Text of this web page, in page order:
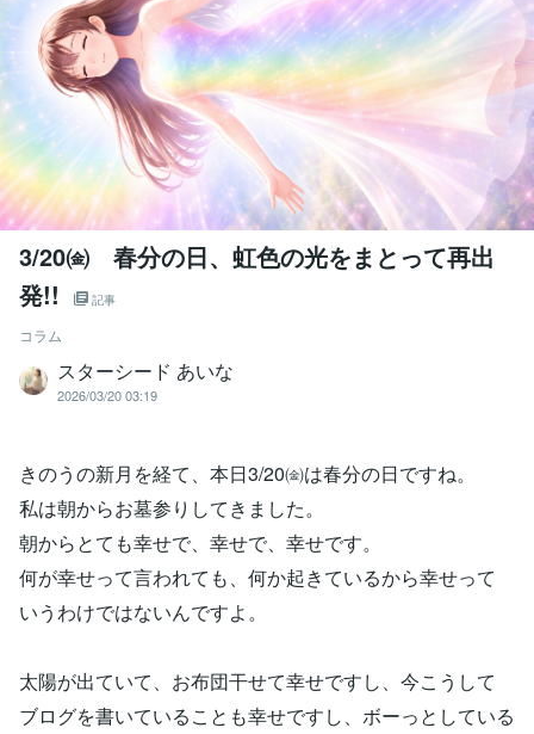
3/20㈮ 春分の日、虹色の光をまとって再出
発!!
記事
コラム
スターシード あいな
2026/03/20 03:19
きのうの新月を経て、本日3/20㈮は春分の日ですね。
私は朝からお墓参りしてきました。
朝からとても幸せで、幸せで、幸せです。
何が幸せって言われても、何か起きているから幸せって
いうわけではないんですよ。
太陽が出ていて、お布団干せて幸せですし、今こうして
ブログを書いていることも幸せですし、ボーっとしている